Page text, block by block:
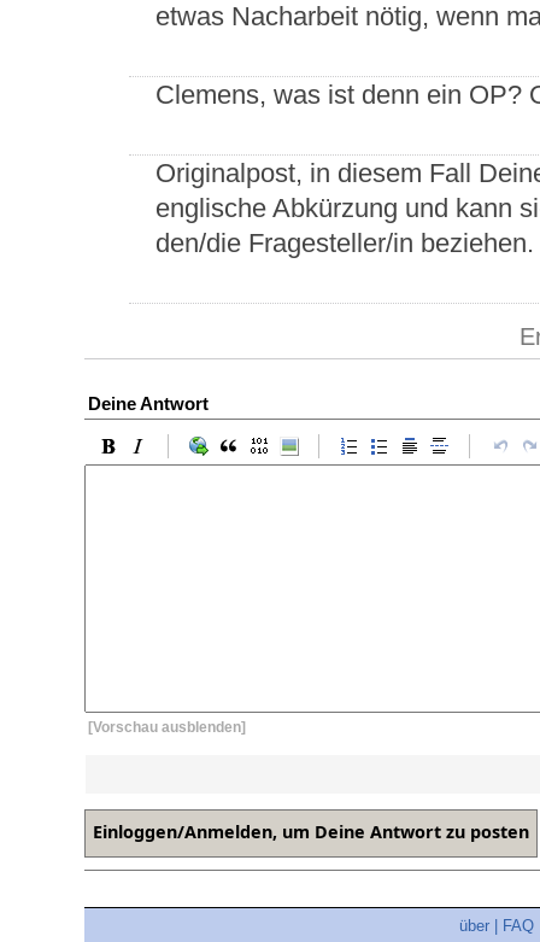
etwas Nacharbeit nötig, wenn
Clemens, was ist denn ein OP?
Originalpost, in diesem Fall
englische Abkürzung und kann
den/die Fragesteller/in beziehen.
Deine Antwort
[Vorschau ausblenden]
über FAQ